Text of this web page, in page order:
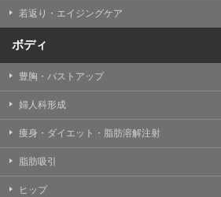
を分析し、パフォーマンス改善や、
提供するサービスの向上・改善の
ることがあります。ご使用のブラウ
ジが正しく表示されなくなる場合が
ください。
TCBグループが運営するWEBサイト
として患者様の履歴情報をサーバ上
アクセスログはWEBサイトの保守管
る統計分析のために使用されます
用されることはありません。
若返り・エイジングケア
ボディ
豊胸・バストアップ
婦人科形成
痩身・ダイエット・脂肪溶解注射
脂肪吸引
ヒップ